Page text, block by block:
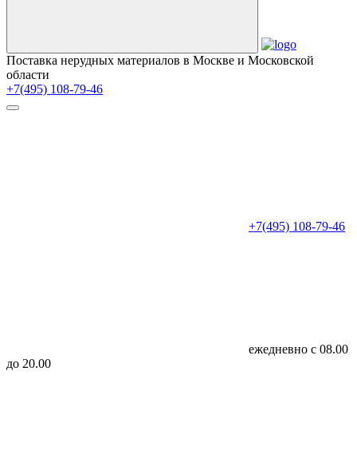
Поставка нерудных материалов в Москве и Московской
области
+7(495) 108-79-46
+7(495) 108-79-46
ежедневно с 08.00
до 20.00